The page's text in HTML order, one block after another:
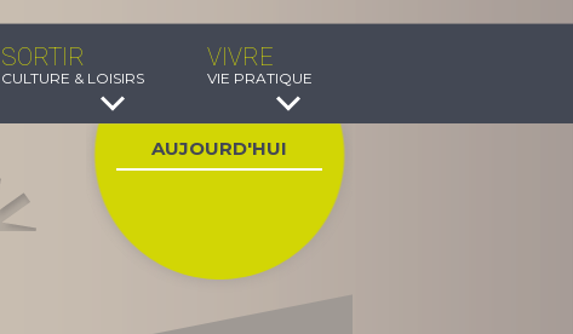
SORTIR
CULTURE & LOISIRS
VIVRE
VIE PRATIQUE
AUJOURD'HUI